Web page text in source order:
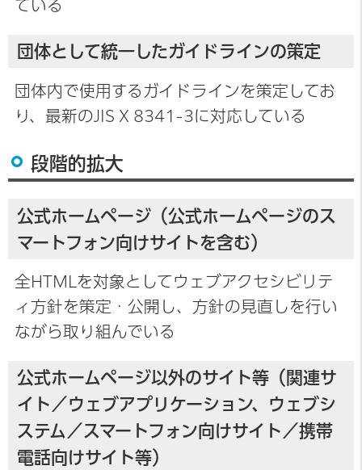
ている
団体として統一したガイドラインの策定
団体内で使用するガイドラインを策定してお
り、最新のJIS X 8341-3に対応している
段階的拡大
公式ホームページ（公式ホームページのス
マートフォン向けサイトを含む）
全HTMLを対象としてウェブアクセシビリテ
ィ方針を策定・公開し、方針の見直しを行い
ながら取り組んでいる
公式ホームページ以外のサイト等（関連サ
イト／ウェブアプリケーション、ウェブシ
ステム／スマートフォン向けサイト／携帯
電話向けサイト等）